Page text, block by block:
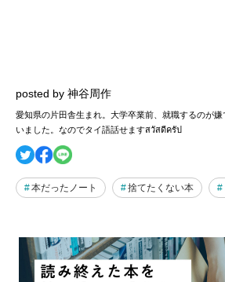
posted by 神谷周作
愛知県の片田舎生まれ。大学卒業前、就職するのが
いました。なのでタイ語話せますสวัสดีครัป
本だったノート 捨てたくない本